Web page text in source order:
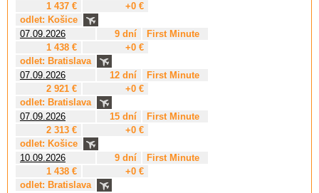
1 437 €
+0 €
odlet: Košice
07.09.2026
9 dní
First Minute
1 438 €
+0 €
odlet: Bratislava
07.09.2026
12 dní
First Minute
2 921 €
+0 €
odlet: Bratislava
07.09.2026
15 dní
First Minute
2 313 €
+0 €
odlet: Košice
10.09.2026
9 dní
First Minute
1 438 €
+0 €
odlet: Bratislava